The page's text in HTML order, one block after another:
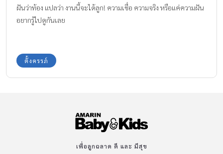
ฝันว่าท้อง แปลว่า งานนี้จะได้ลูก! ความเชื่อ ความจริง หรือแค่ความฝัน
อยากรู้ไปดูกันเลย
ตั้งครรภ์
เพื่อลูกฉลาด ดี และ มีสุข